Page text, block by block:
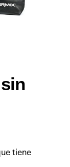
tiene